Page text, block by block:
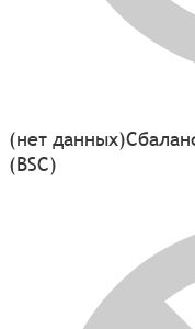
(нет данных)
(BSC)